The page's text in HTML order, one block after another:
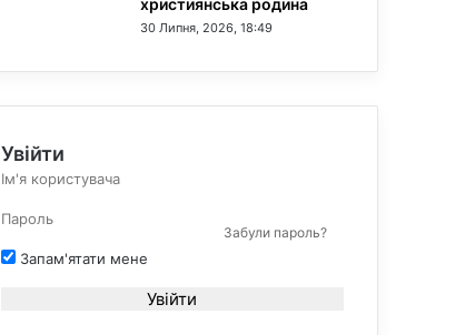
християнська родина
30 Липня, 2026, 18:49
Увійти
Забули пароль?
Запам'ятати мене
Увійти